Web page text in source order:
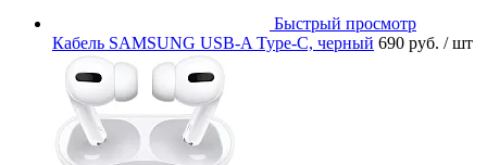
Быстрый просмотр
Кабель SAMSUNG USB-A Type-C, черный 690 руб. / шт